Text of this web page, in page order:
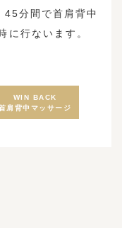
分間で首肩背中
に行ないます。
WIN BACK
肩背中マッサージ